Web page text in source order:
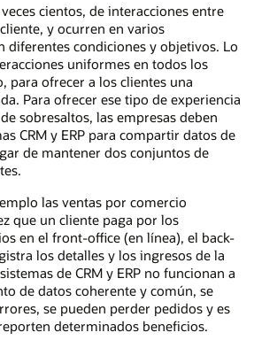
cientos, de interacciones entre
y ocurren en varios
diferentes condiciones y objetivos. Lo
uniformes en todos los
para ofrecer a los clientes una
Para ofrecer ese tipo de experiencia
sobresaltos, las empresas deben
CRM y ERP para compartir datos de
de mantener dos conjuntos de
las ventas por comercio
que un cliente paga por los
en el front-office (en línea), el back-
los detalles y los ingresos de la
de CRM y ERP no funcionan a
de datos coherente y común, se
se pueden perder pedidos y es
determinados beneficios.